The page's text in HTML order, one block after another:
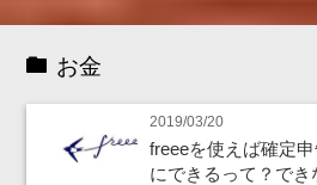
お金
2019/03/20
freeeを使えば確定
にできるって？でき